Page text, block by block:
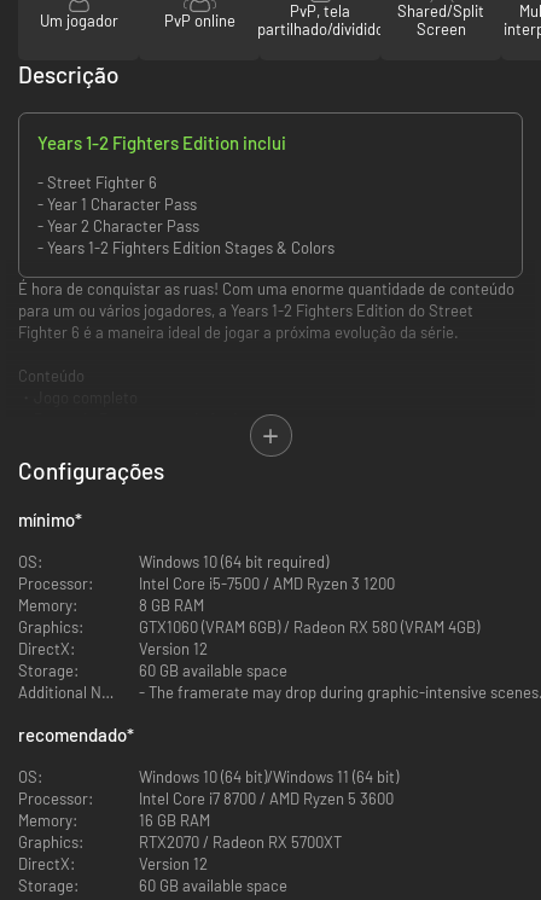
Um jogador PvP online
PvP, tela
partilhado/dividido
Shared/Split
Screen
Descrição
Years 1-2 Fighters Edition inclui
- Street Fighter 6
- Year 1 Character Pass
- Year 2 Character Pass
- Years 1-2 Fighters Edition Stages & Colors
É hora de conquistar as ruas! Com uma enorme quantidade de conteúdo
para um ou vários jogadores, a Years 1-2 Fighters Edition do Street
Fighter 6 é a maneira ideal de jogar a próxima evolução da série.
Conteúdo
・Passe de Personagem do 1.º Ano
┗ 4 personagens adicionais (Rashid, A.K.I., Ed, Akuma)
┗ 4 cores de personagem adicionais: Visual 1 Cores 3-10
┗ Bónus: 4200 Drive Tickets
・Passe de Personagem do 2.º Ano
┗ 4 cores de personagens adicionais: Visual 1 Cores 3-10
┗ Bónus: 4200 Drive Tickets
・Níveis e cores da Years 1-2 Fighters Edition
┗ 4 níveis adicionais (Ruined Lab, Enma's Hollow, Pao Pao Cafe 6, Reniala
Remains)
┗ 18 cores para as personagens iniciais: Visual 1, cores 3 a 10
Configurações
mínimo*
OS:
Windows 10 (64 bit required)
Processor:
Intel Core i5-7500 / AMD Ryzen 3 1200
Memory:
8 GB RAM
Graphics:
GTX1060 (VRAM 6GB) / Radeon RX 580 (VRAM 4GB)
DirectX:
Version 12
Storage:
60 GB available space
Additional Notes:
- The framerate may drop during graphic-intensive
recomendado*
OS:
Windows 10 (64 bit)/Windows 11 (64 bit)
Processor:
Intel Core i7 8700 / AMD Ryzen 5 3600
Memory:
16 GB RAM
Graphics:
RTX2070 / Radeon RX 5700XT
DirectX:
Version 12
Storage:
60 GB available space